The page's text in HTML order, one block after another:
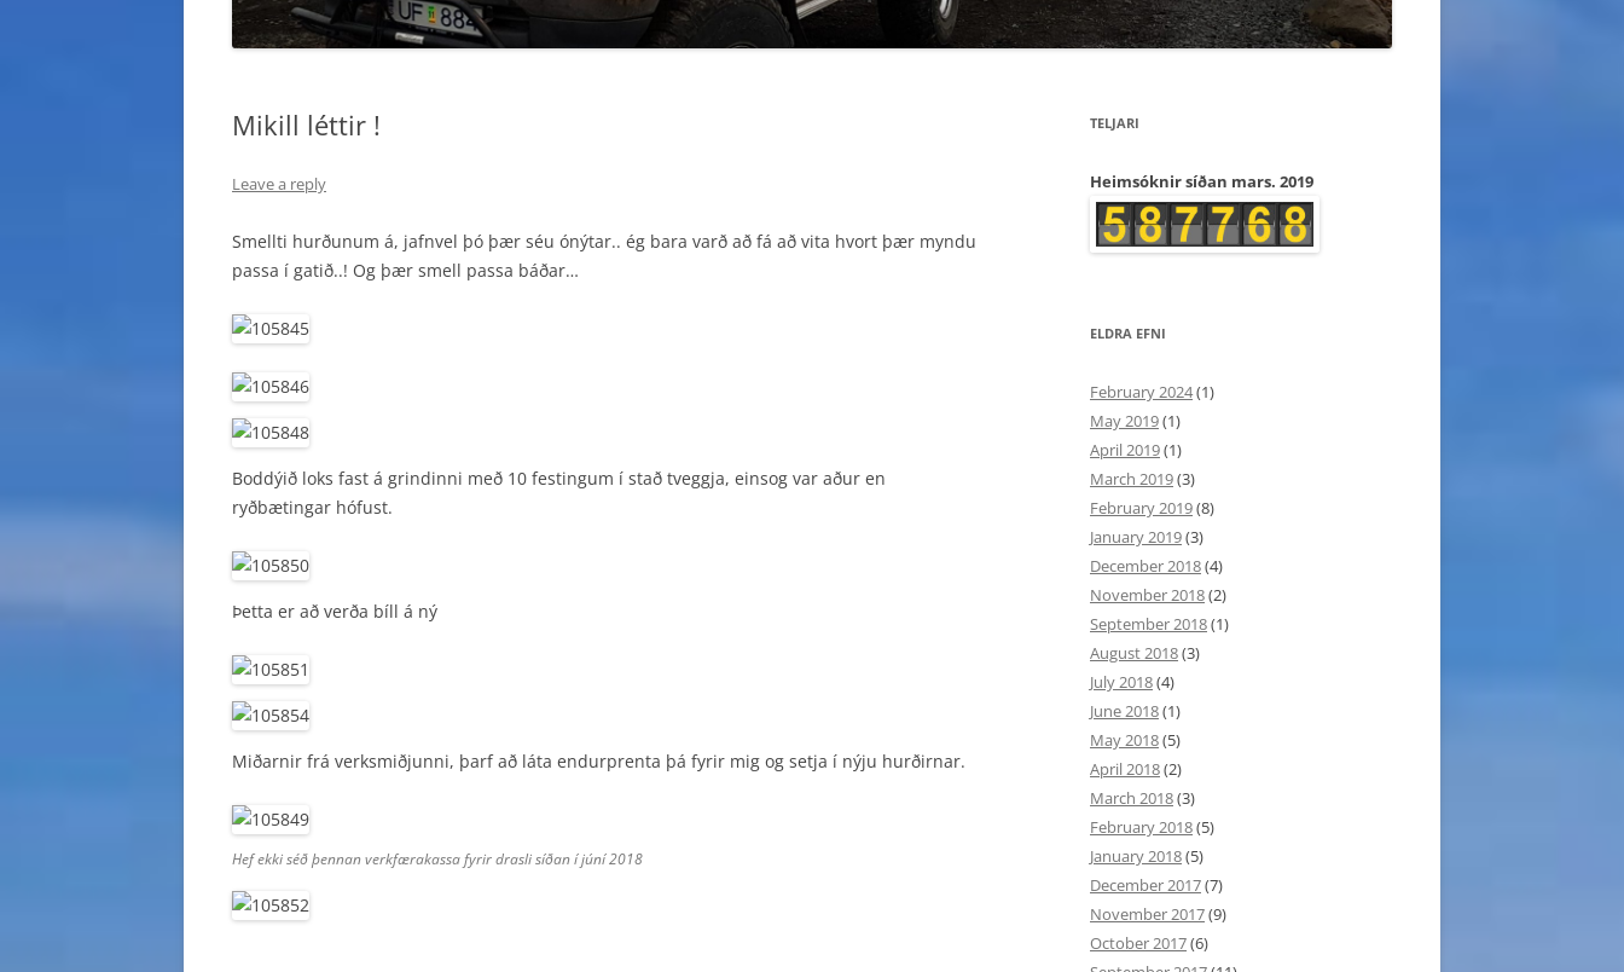
F4X4 ENDURVARPAKORT
Mikill léttir !
Leave a reply
Smellti hurðunum á, jafnvel þó þær séu ónýtar.. ég bara varð að fá að vita hvort þær myndu
passa í gatið..! Og þær smell passa báðar…
Boddýið loks fast á grindinni með 10 festingum í stað tveggja, einsog var aður en
ryðbætingar hófust.
Þetta er að verða bíll á ný
Miðarnir frá verksmiðjunni, þarf að láta endurprenta þá fyrir mig og setja í nýju hurðirnar.
Hef ekki séð þennan verkfærakassa fyrir drasli síðan í júní 2018
TELJARI
Heimsóknir síðan mars. 2019
ELDRA EFNI
February 2024(1)
May 2019(1)
April 2019(1)
March 2019(3)
February 2019(8)
January 2019(3)
December 2018(4)
November 2018(2)
September 2018(1)
August 2018(3)
July 2018(4)
June 2018(1)
May 2018(5)
April 2018(2)
March 2018(3)
February 2018(5)
January 2018(5)
December 2017(7)
November 2017(9)
October 2017(6)